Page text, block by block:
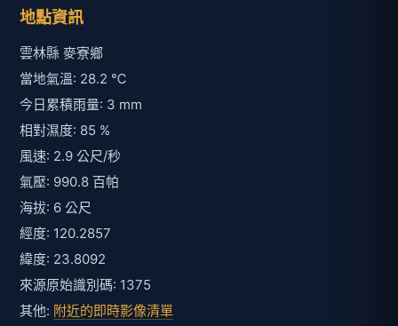
地點資訊
雲林縣 麥寮鄉
當地氣溫: 28.2 ℃
今日累積雨量: 3 mm
相對濕度: 85 %
風速: 2.9 公尺/秒
氣壓: 990.8 百帕
海拔: 6 公尺
經度: 120.2857
緯度: 23.8092
來源原始識別碼: 1375
其他: 附近的即時影像清單